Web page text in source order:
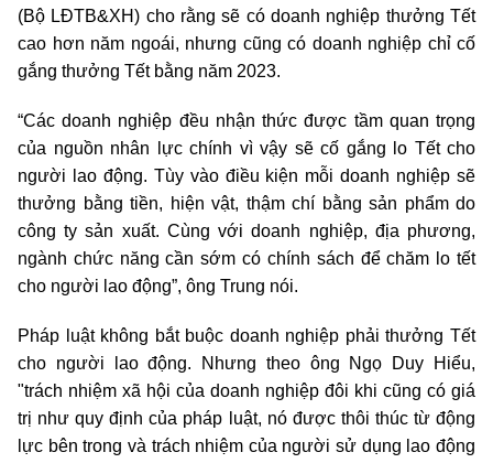
(Bộ LĐTB&XH) cho rằng sẽ có doanh nghiệp thưởng Tết
cao hơn năm ngoái, nhưng cũng có doanh nghiệp chỉ cố
gắng thưởng Tết bằng năm 2023.
“Các doanh nghiệp đều nhận thức được tầm quan trọng
của nguồn nhân lực chính vì vậy sẽ cố gắng lo Tết cho
người lao động. Tùy vào điều kiện mỗi doanh nghiệp sẽ
thưởng bằng tiền, hiện vật, thậm chí bằng sản phẩm do
công ty sản xuất. Cùng với doanh nghiệp, địa phương,
ngành chức năng cần sớm có chính sách để chăm lo tết
cho người lao động”, ông Trung nói.
Pháp luật không bắt buộc doanh nghiệp phải thưởng Tết
cho người lao động. Nhưng theo ông Ngọ Duy Hiểu,
"trách nhiệm xã hội của doanh nghiệp đôi khi cũng có giá
trị như quy định của pháp luật, nó được thôi thúc từ động
lực bên trong và trách nhiệm của người sử dụng lao động